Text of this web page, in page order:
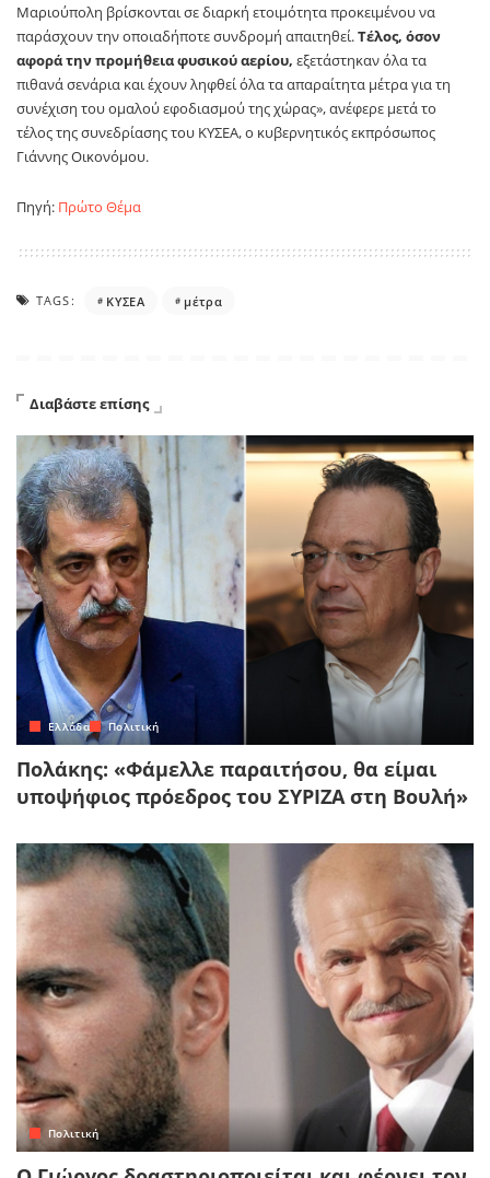
Μαριούπολη βρίσκονται σε διαρκή ετοιμότητα προκειμένου να
παράσχουν την οποιαδήποτε συνδρομή απαιτηθεί.Τέλος, όσον
αφορά την προμήθεια φυσικού αερίου, εξετάστηκαν όλα τα
πιθανά σενάρια και έχουν ληφθεί όλα τα απαραίτητα μέτρα για τη
συνέχιση του ομαλού εφοδιασμού της χώρας», ανέφερε μετά το
τέλος της συνεδρίασης του ΚΥΣΕΑ, ο κυβερνητικός εκπρόσωπος
Γιάννης Οικονόμου.
Πηγή: Πρώτο Θέμα
TAGS: ΚΥΣΕΑ μέτρα
Διαβάστε επίσης
Ελλάδα Πολιτική
Πολάκης: «Φάμελλε παραιτήσου, θα είμαι
υποψήφιος πρόεδρος του ΣΥΡΙΖΑ στη Βουλή»
Πολιτική